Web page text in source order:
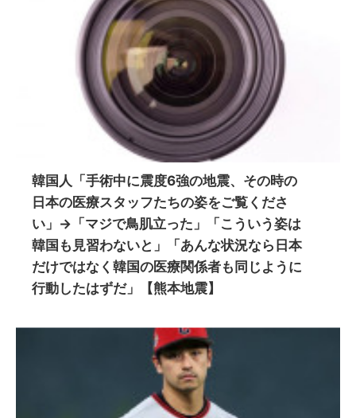
韓国人「手術中に震度6強の地震、その時の
日本の医療スタッフたちの姿をご覧くださ
い」→「マジで鳥肌立った」「こういう姿は
韓国も見習わないと」「あんな状況なら日本
だけではなく韓国の医療関係者も同じように
行動したはずだ」【熊本地震】